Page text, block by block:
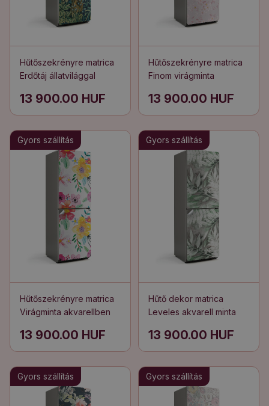
Hűtőszekrényre matrica
Erdőtáj állatvilággal
13 900.00 HUF
Hűtőszekrényre matrica
Finom virágminta
13 900.00 HUF
Gyors szállítás
Hűtőszekrényre matrica
Virágminta akvarellben
13 900.00 HUF
Gyors szállítás
Hűtő dekor matrica
Leveles akvarell minta
13 900.00 HUF
Gyors szállítás Gyors szállítás